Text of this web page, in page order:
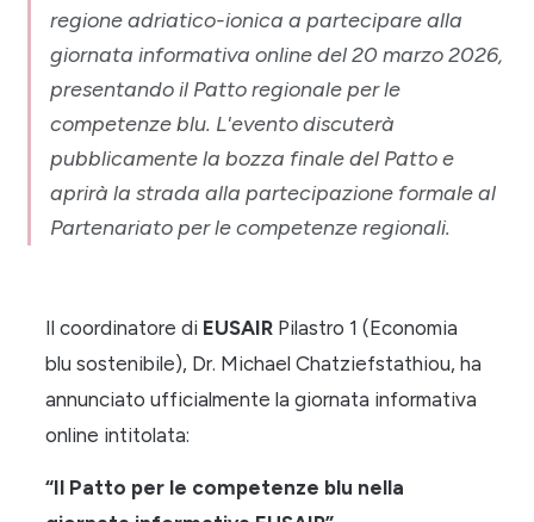
regione adriatico-ionica a partecipare alla
giornata informativa online del 20 marzo 2026,
presentando il Patto regionale per le
competenze blu. L'evento discuterà
pubblicamente la bozza finale del Patto e
aprirà la strada alla partecipazione formale al
Partenariato per le competenze regionali.
Il coordinatore di EUSAIR Pilastro 1 (Economia
blu sostenibile), Dr. Michael Chatziefstathiou, ha
annunciato ufficialmente la giornata informativa
online intitolata:
“Il Patto per le competenze blu nella